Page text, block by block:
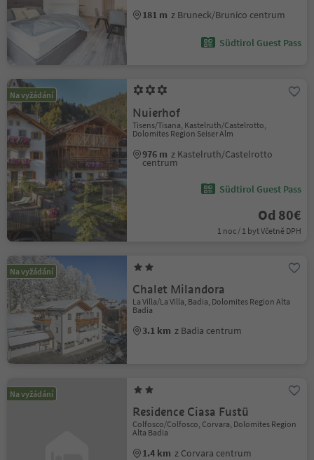
181 m z Bruneck/Brunico centrum
Südtirol Guest Pass
Na vyžádání
Nuierhof
Tisens/Tisana, Kastelruth/Castelrotto,
Dolomites Region Seiser Alm
976 m z Kastelruth/Castelrotto
centrum
Südtirol Guest Pass
Od 80€
1 noc / 1 byt Včetně DPH
Na vyžádání
Chalet Milandora
La Villa/La Villa, Badia, Dolomites Region Alta
Badia
3.1 km z Badia centrum
Na vyžádání
Residence Ciasa Fustü
Colfosco/Colfosco, Corvara, Dolomites Region
Alta Badia
1.4 km z Corvara centrum